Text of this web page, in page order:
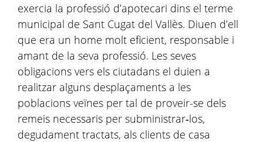
exercia la professió d’apotecari dins el terme
municipal de Sant Cugat del Vallès. Diuen d’ell
que era un home molt eficient, responsable i
amant de la seva professió. Les seves
obligacions vers els ciutadans el duien a
realitzar alguns desplaçaments a les
poblacions veïnes per tal de proveir-se dels
remeis necessaris per subministrar‑los,
degudament tractats, als clients de casa